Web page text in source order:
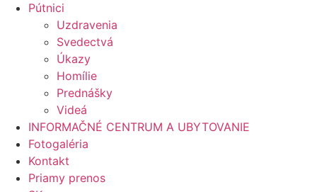
Pútnici
Uzdravenia
Svedectvá
Úkazy
Homílie
Prednášky
Videá
INFORMAČNÉ CENTRUM A UBYTOVANIE
Fotogaléria
Kontakt
Priamy prenos